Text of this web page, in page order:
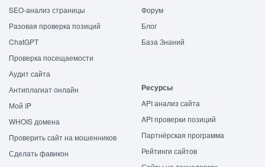
SEO-анализ страницы
Разовая проверка позиций
ChatGPT
Проверка посещаемости
Аудит сайта
Антиплагиат онлайн
Мой IP
WHOIS домена
Проверить сайт на мошенников
Сделать фавикон
Форум
Блог
База Знаний
Ресурсы
API анализ сайта
API проверки позиций
Партнёрская программа
Рейтинги сайтов